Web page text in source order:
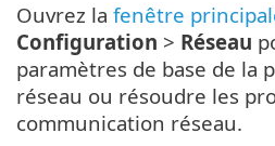
Ouvrez la fenêtre
Configuration > Réseau
paramètres de base de la
réseau ou résoudre les
communication réseau.